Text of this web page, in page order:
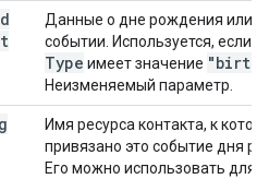
Данные о дне рождения или
событии. Используется, если
Type имеет значение
Неизменяемый параметр.
Имя ресурса контакта, к
привязано это событие дня
Его можно использовать для